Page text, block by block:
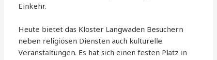
Einkehr.
Heute bietet das Kloster Langwaden Besuchern
neben religiösen Diensten auch kulturelle
Veranstaltungen. Es hat sich einen festen Platz in